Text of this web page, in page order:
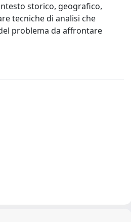
storico, geografico,
tecniche di analisi che
problema da affrontare